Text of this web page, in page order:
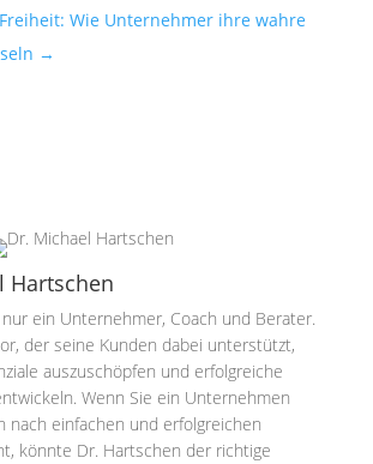
Wie Unternehmer ihre wahre
→
Hartschen
ein Unternehmer, Coach und Berater.
der seine Kunden dabei unterstützt,
auszuschöpfen und erfolgreiche
Wenn Sie ein Unternehmen
nach einfachen und erfolgreichen
könnte Dr. Hartschen der richtige